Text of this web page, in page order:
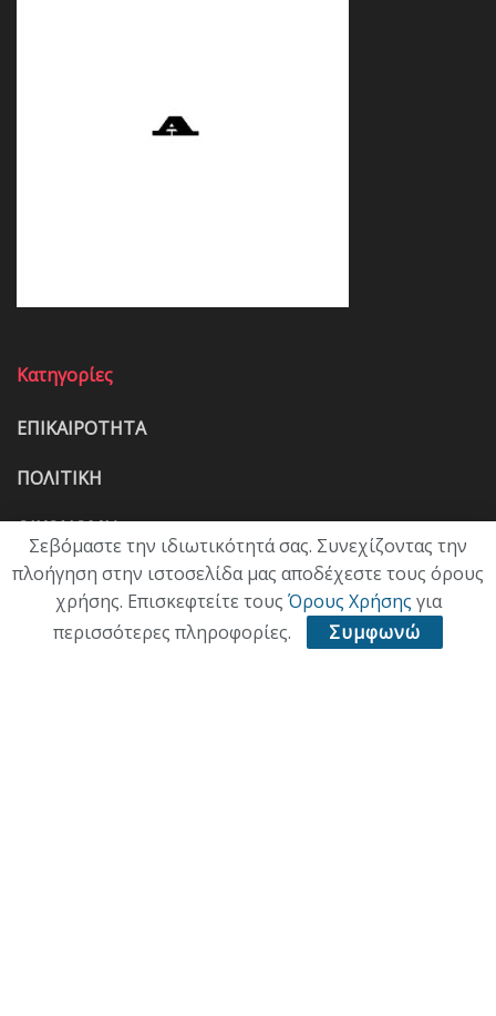
Κατηγορίες
ΕΠΙΚΑΙΡΟΤΗΤΑ
ΠΟΛΙΤΙΚΗ
ΟΙΚΟΝΟΜΙΑ
ΠΟΛΙΤΙΣΜΟΣ
ΥΓΕΙΑ
Σεβόμαστε την ιδιωτικότητά σας. Συνεχίζοντας την
πλοήγηση στην ιστοσελίδα μας αποδέχεστε τους όρους
χρήσης. Επισκεφτείτε τους Όρους Χρήσης για
περισσότερες πληροφορίες.
Συμφωνώ